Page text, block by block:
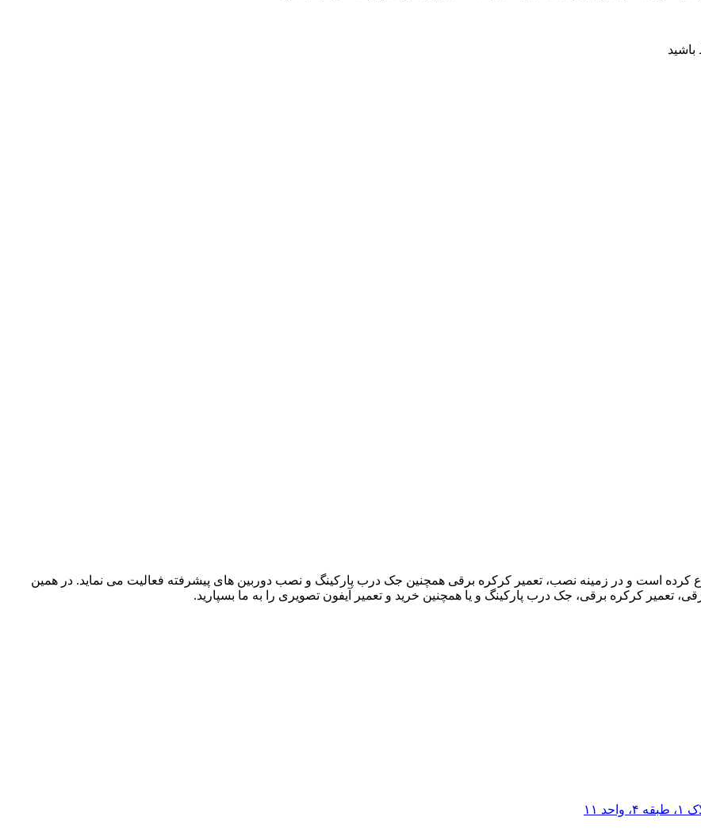
کرکره برقی کهربادُر فعالیت خود را از سال 1388 شروع کرده است و در زمینه نصب، تعمیر کرکره برقی همچنین جک درب پارکینگ و نصب دوربین های پیشرفته فعالیت می نماید. در همین
تعمیر کرکره برقی، جک درب پارکینگ و یا همچنین خرید و تعمیر آیفون تصویری را به ما بسپارید.
۱۱